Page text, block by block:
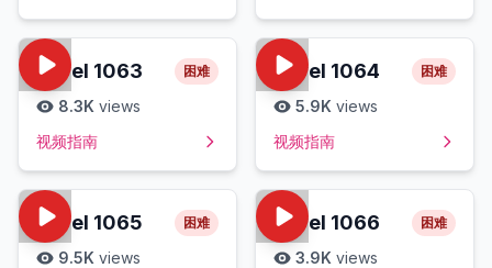
Level 1063 困难
8.3K views
视频指南
Level 1064 困难
5.9K views
视频指南
Level 1065 困难
9.5K views
Level 1066 困难
3.9K views